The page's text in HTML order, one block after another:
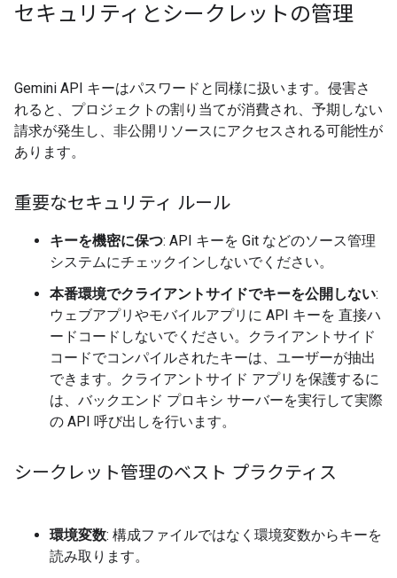
セキュリティとシークレットの管理
Gemini API キーはパスワードと同様に扱います。侵害さ
れると、プロジェクトの割り当てが消費され、予期しない
請求が発生し、非公開リソースにアクセスされる可能性が
あります。
重要なセキュリティ ルール
キーを機密に保つ: API キーを Git などのソース管理
システムにチェックインしないでください。
本番環境でクライアントサイドでキーを公開しない:
ウェブアプリやモバイルアプリに API キーを 直接ハ
ードコードしないでください。クライアントサイド
コードでコンパイルされたキーは、ユーザーが抽出
できます。クライアントサイド アプリを保護するに
は、バックエンド プロキシ サーバーを実行して実際
の API 呼び出しを行います。
シークレット管理のベスト プラクティス
環境変数: 構成ファイルではなく環境変数からキーを
読み取ります。